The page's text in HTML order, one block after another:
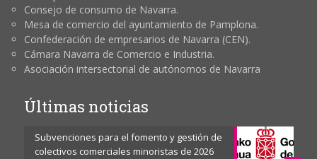
Consejo de consumo de Navarra.
Mesa de comercio del ayuntamiento de Pamplona.
Confederación de empresarios de Navarra (CEN).
Cámara Navarra de Comercio e Industria.
Asociación intersectorial de autónomos de Navarra
Últimas noticias
Subvenciones para el fomento y gestión de
colectivos comerciales minoristas de 2026